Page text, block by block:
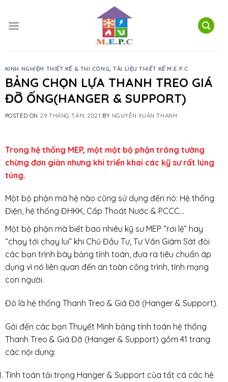
content
KINH NGHIỆM THIẾT KẾ & THI CÔNG,TÀI LIỆU THIẾT KẾ M.E.P.C
BẢNG CHỌN LỰA THANH TREO GIÁ
ĐỠ ỐNG(HANGER & SUPPORT)
POSTED ON 29 THÁNG TÁM, 2021 BY NGUYỄN XUÂN THANH
Trong hệ thống MEP, một một bộ phận trông tưởng
chừng đơn giản nhưng khi triển khai các kỹ sư rất lúng
túng.
Một bộ phận mà hệ nào cũng sử dụng đến nó: Hệ thống
Điện, hệ thống ĐHKK, Cấp Thoát Nước & PCCC…
Một bộ phận mà biết bao nhiêu kỹ sư MEP “rơi lệ” hay
“chạy tới chạy lui” khi Chủ Đầu Tư, Tư Vấn Giám Sát đòi
các bạn trình bày bảng tính toán, đưa ra tiêu chuẩn áp
dụng vì nó liên quan đến an toàn công trình, tính mạng
con người.
Đó là hệ thống Thanh Treo & Giá Đỡ (Hanger & Support).
Gởi đến các bạn Thuyết Minh bảng tính toán hệ thống
Thanh Treo & Giá Đỡ (Hanger & Support) gồm 41 trang
các nội dung:
Tính toán tải trọng Hanger & Support của tất cá các hệ